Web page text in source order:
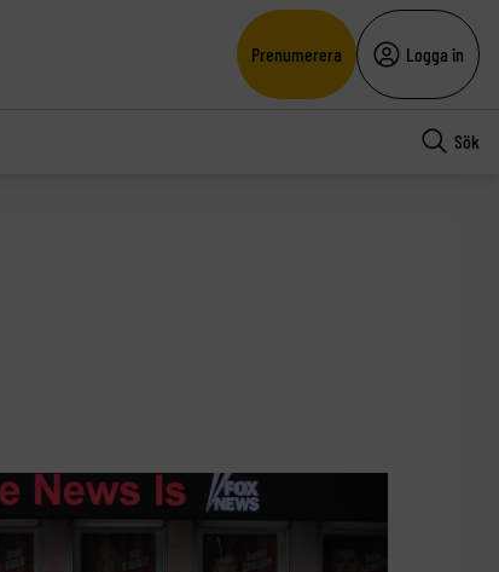
Prenumerera Logga in
Sök